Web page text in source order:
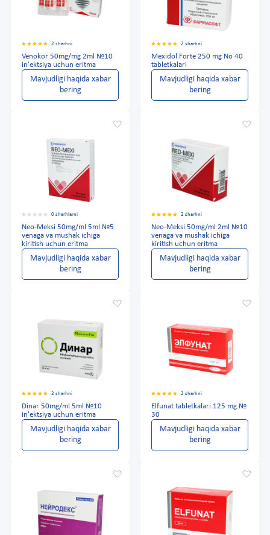
2 sharhni
Venokor 50mg/mg 2ml №10
in'ektsiya uchun eritma
Mavjudligi haqida xabar
bering
2 sharhni
Mexidol Forte 250 mg No 40
tabletkalari
Mavjudligi haqida xabar
bering
0 sharhlarni
Neo-Meksi 50mg/ml 5ml №5
venaga va mushak ichiga
kiritish uchun eritma
Mavjudligi haqida xabar
bering
2 sharhni
Neo-Meksi 50mg/ml 2ml №10
venaga va mushak ichiga
kiritish uchun eritma
Mavjudligi haqida xabar
bering
2 sharhni
Dinar 50mg/ml 5ml №10
in'ektsiya uchun eritma
Mavjudligi haqida xabar
bering
2 sharhni
Elfunat tabletkalari 125 mg №
30
Mavjudligi haqida xabar
bering